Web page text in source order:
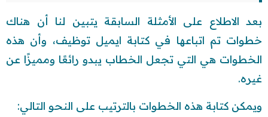
بعد الاطلاع على الأمثلة السابقة يتبين لنا أن هناك
خطوات تم اتباعها في كتابة ايميل توظيف، وأن هذه
الخطوات هي التي تجعل الخطاب يبدو رائعًا ومميزًا عن
غيره.
ويمكن كتابة هذه الخطوات بالترتيب على النحو التالي: